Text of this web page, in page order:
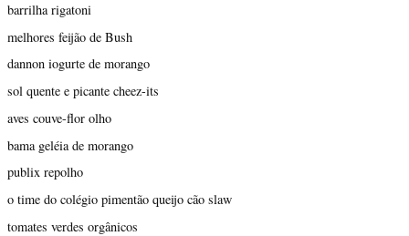
barrilha rigatoni
melhores feijão de Bush
dannon iogurte de morango
sol quente e picante cheez-its
aves couve-flor olho
bama geléia de morango
publix repolho
o time do colégio pimentão queijo cão slaw
tomates verdes orgânicos